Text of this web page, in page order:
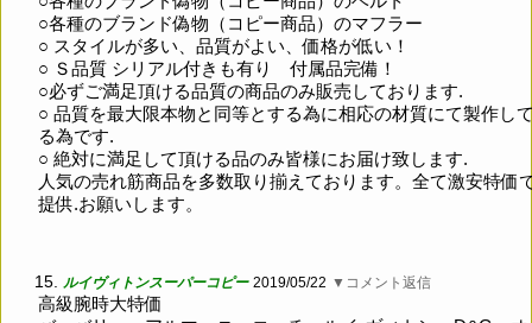
○各種のブランド偽物（コピー商品）のマフラー
○ スタイルが多い、品質がよい、価格が低い！
○ Ｓ品質 シリアル付きも有り 付属品完備！
○必ずご満足頂ける品質の商品のみ販売しております.
○ 品質を最大限本物と同等とする為に相応の材質にて製作し
る為です.
○ 絶対に満足して頂ける品のみ皆様にお届け致します.
人気の売れ筋商品を多数取り揃えております。全て激安特価
提供.お願いします。
15. ルイヴィトンスーパーコピー 2019/05/22 ▼コメント返信
高級腕時大特価